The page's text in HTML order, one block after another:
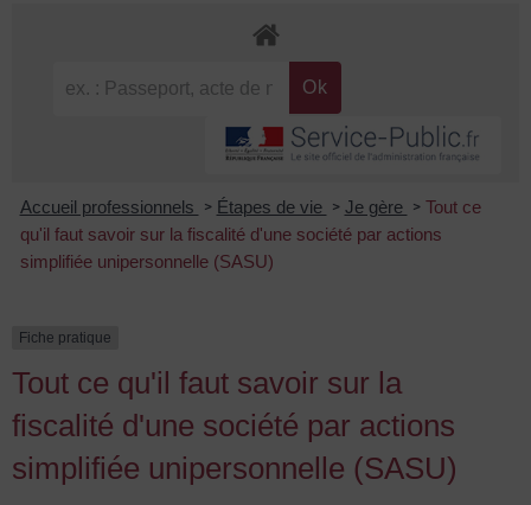
Accueil professionnels > Étapes de vie > Je gère > Tout ce
qu'il faut savoir sur la fiscalité d'une société par actions
simplifiée unipersonnelle (SASU)
Fiche pratique
Tout ce qu'il faut savoir sur la
fiscalité d'une société par actions
simplifiée unipersonnelle (SASU)